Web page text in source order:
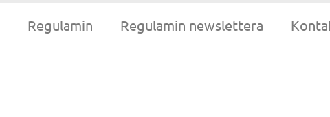
Regulamin Regulamin newslettera